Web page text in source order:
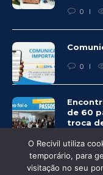
0
0
de 60
troca
0
O Recivil utiliza
temporário, para
visitação no seu